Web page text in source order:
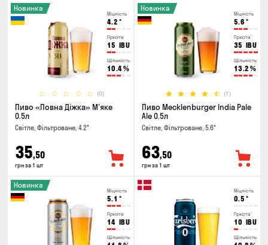
Міцність
4.2 °
Гіркота
15 IBU
Щільність
10.4%
(0)
Новинка
Пиво «Повна Діжка» М'яке
0.5л
Світле, Фільтроване, 4.2°
35,50
грн за 1 шт
Міцність
5.6 °
Гіркота
35 IBU
Щільність
13.2 %
(1)
Новинка
Пиво Mecklenburger India Pale
Ale 0.5л
Світле, Фільтроване, 5.6°
63,50
грн за 1 шт
Міцність
5.1 °
Гіркота
14 IBU
Щільність
Новинка
Міцність
0.5 °
Гіркота
10 IBU
Щільність